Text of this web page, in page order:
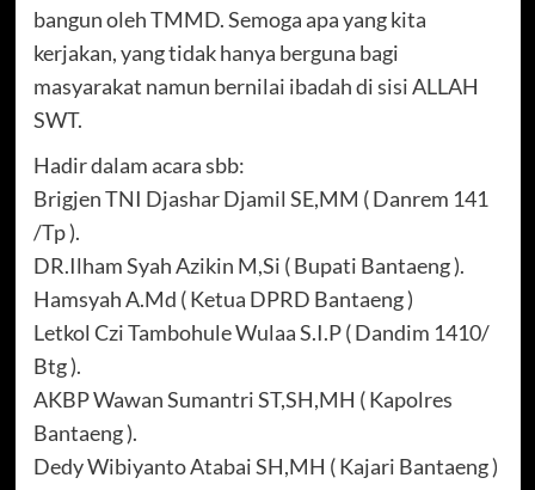
bangun oleh TMMD. Semoga apa yang kita
kerjakan, yang tidak hanya berguna bagi
masyarakat namun bernilai ibadah di sisi ALLAH
SWT.
Hadir dalam acara sbb:
Brigjen TNI Djashar Djamil SE,MM ( Danrem 141
/Tp ).
DR.Ilham Syah Azikin M,Si ( Bupati Bantaeng ).
Hamsyah A.Md ( Ketua DPRD Bantaeng )
Letkol Czi Tambohule Wulaa S.I.P ( Dandim 1410/
Btg ).
AKBP Wawan Sumantri ST,SH,MH ( Kapolres
Bantaeng ).
Dedy Wibiyanto Atabai SH,MH ( Kajari Bantaeng )